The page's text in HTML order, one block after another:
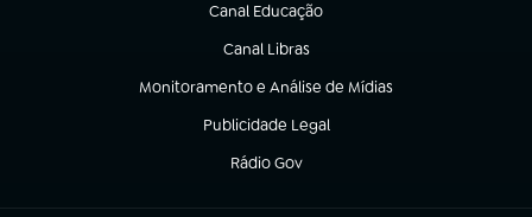
Canal Educação
(abre em nova aba)
Canal Libras
(abre em nova aba)
Monitoramento e Análise de Mídias
(abre em nova aba)
Publicidade Legal
(abre em nova aba)
Rádio Gov
(abre em nova aba)